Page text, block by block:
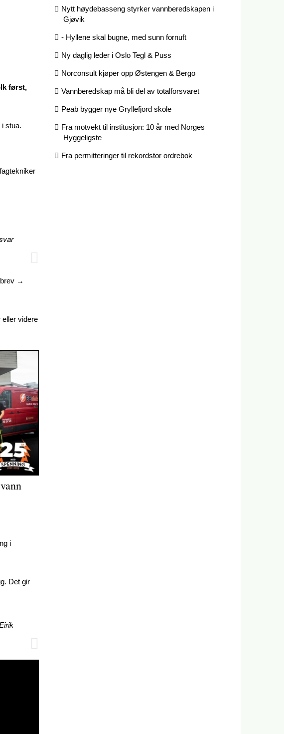
først,
stua.
→
eller videre
i
Det gir
Nytt høydebasseng styrker vannberedskapen i
Gjøvik
- Hyllene skal bugne, med sunn fornuft
Ny daglig leder i Oslo Tegl & Puss
Norconsult kjøper opp Østengen & Bergo
Vannberedskap må bli del av totalforsvaret
Peab bygger nye Gryllefjord skole
Fra motvekt til institusjon: 10 år med Norges
Hyggeligste
Fra permitteringer til rekordstor ordrebok